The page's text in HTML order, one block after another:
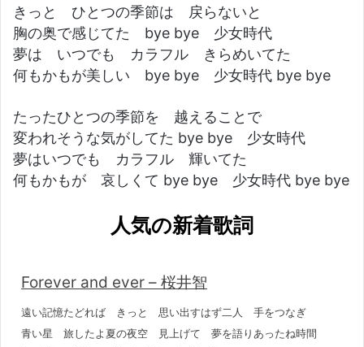
きっと ひとつの季節は 戻らないと
胸の奥で感じてた bye bye 少女時代
夢は いつでも カラフル きらめいてた
何もかもが美しい bye bye 少女時代 bye bye
たったひとつの季節を 越えることで
変われそうな気がしてた bye bye 少女時代
夢はいつでも カラフル 輝いてた
何もかもが 哀しくて bye bye 少女時代 bye bye
人気の新着歌詞
Forever and ever – 桜井智
遠い記憶たどれば きっと 思い出すはず二人 手をつなぎ
青い星 旅したよ夏の夜空 見上げて 夢を語りあったね時間